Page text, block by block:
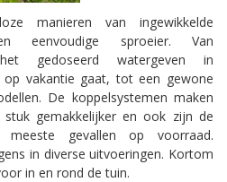
manieren van ingewikkelde
eenvoudige sproeier. Van
gedoseerd watergeven in
op vakantie gaat, tot een gewone
De koppelsystemen maken
gemakkelijker en ook zijn de
gevallen op voorraad.
in diverse uitvoeringen. Kortom
in en rond de tuin.